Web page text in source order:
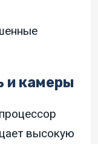
и камеры
высокую